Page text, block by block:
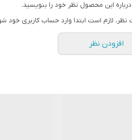
این محصول نظر خود را بنویسید.
نظر، لازم است ابتدا وارد حساب کاربری خود
افزودن نظر